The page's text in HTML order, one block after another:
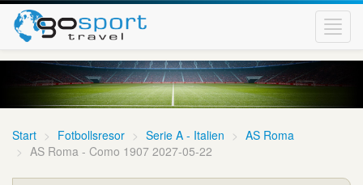
Start Fotbollsresor Serie A - Italien
AS Roma
AS Roma - Como 1907 2027-05-22